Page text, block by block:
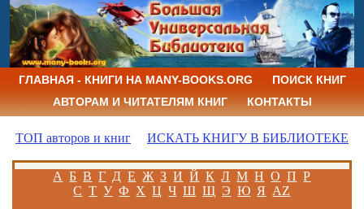
ГЛАВНАЯ - КНИГИ НА MANY-BOOKS.ORG
ПОИСК КНИГ
АВТОРАМ И ЧИТАТЕЛЯМ КНИГ
КОНТАКТЫ
ТОП авторов и книг ИСКАТЬ КНИГУ В БИБЛИОТЕКЕ
А Б В Г Д Е Ж З И Й К Л М Н О П Р
С Т У Ф Х Ц Ч Ш Щ Э Ю Я AZ